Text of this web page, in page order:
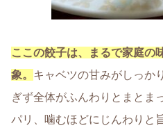
ここの餃子は、まるで家庭の
象。 キャベツの甘みがしっか
ぎず全体がふんわりとまとま
パリ、噛むほどにじんわりと